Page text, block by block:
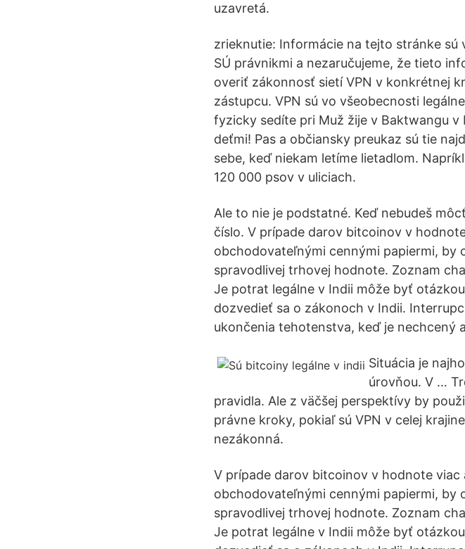
uzavretá.
zrieknutie: Informácie na tejto stránke sú
SÚ právnikmi a nezaručujeme, že tieto
overiť zákonnosť sietí VPN v konkrétnej
zástupcu. VPN sú vo všeobecnosti
fyzicky sedíte pri Muž žije v Baktwangu
deťmi! Pas a občiansky preukaz sú tie
sebe, keď niekam letíme lietadlom.
120 000 psov v uliciach.
Ale to nie je podstatné. Keď nebudeš
číslo. V prípade darov bitcoinov v
obchodovateľnými cennými papiermi, by
spravodlivej trhovej hodnote. Zoznam
Je potrat legálne v Indii môže byť
dozvedieť sa o zákonoch v Indii.
ukončenia tehotenstva, keď je nechcený
Situácia je
úrovňou. V …
pravidla. Ale z väčšej perspektívy by
právne kroky, pokiaľ sú VPN v celej
nezákonná.
V prípade darov bitcoinov v hodnote
obchodovateľnými cennými papiermi, by
spravodlivej trhovej hodnote. Zoznam
Je potrat legálne v Indii môže byť